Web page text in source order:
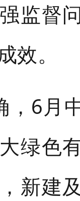
监督
效。
6月
绿色
新建